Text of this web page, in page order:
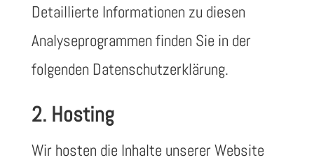
Detaillierte Informationen zu diesen
Analyseprogrammen finden Sie in der
folgenden Datenschutzerklärung.
2. Hosting
Wir hosten die Inhalte unserer Website